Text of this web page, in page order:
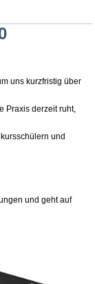
uns kurzfristig über
Praxis derzeit ruht,
und
und geht auf